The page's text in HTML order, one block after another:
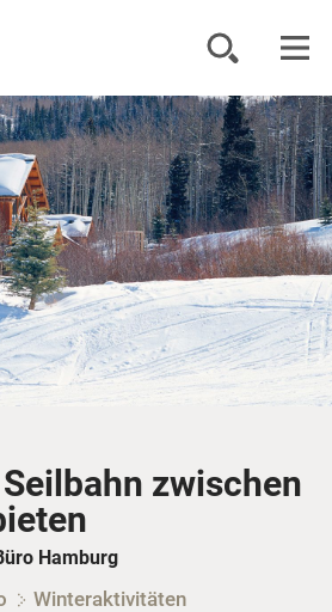
zwischen
Hamburg
Winteraktivitäten